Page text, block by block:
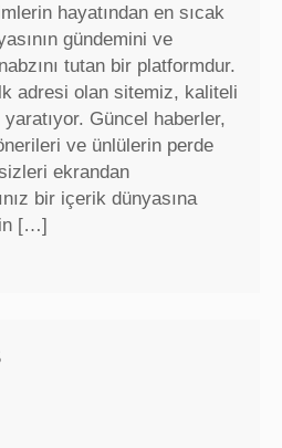
hayatından en sıcak
gündemini ve
tutan bir platformdur.
adresi olan sitemiz, kaliteli
Güncel haberler,
ve ünlülerin perde
ekrandan
bir içerik dünyasına
[…]